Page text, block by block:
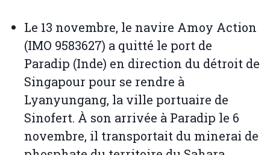
Le 13 novembre, le navire Amoy Action
(IMO 9583627) a quitté le port de
Paradip (Inde) en direction du détroit de
Singapour pour se rendre à
Lyanyungang, la ville portuaire de
Sinofert. À son arrivée à Paradip le 6
novembre, il transportait du minerai de